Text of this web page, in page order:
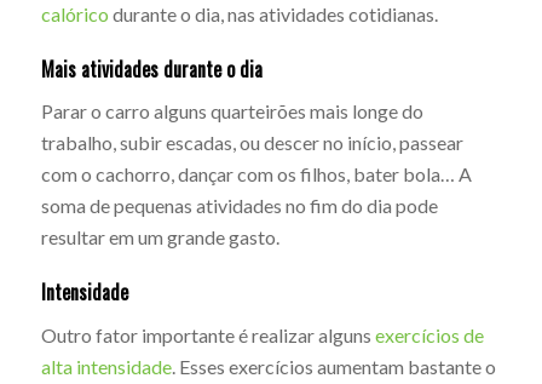
calórico durante o dia, nas atividades cotidianas.
Mais atividades durante o dia
Parar o carro alguns quarteirões mais longe do
trabalho, subir escadas, ou descer no início, passear
com o cachorro, dançar com os filhos, bater bola… A
soma de pequenas atividades no fim do dia pode
resultar em um grande gasto.
Intensidade
Outro fator importante é realizar alguns exercícios de
alta intensidade. Esses exercícios aumentam bastante o